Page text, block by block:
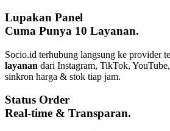
Lupakan Panel
Cuma Punya 10 Layanan.
Socio.id terhubung langsung ke provider
layanan dari Instagram, TikTok,
sinkron harga & stok tiap jam.
Status Order
Real-time & Transparan.